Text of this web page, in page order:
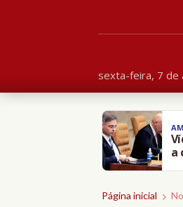
sexta-feira, 7 de
a
Página inicial